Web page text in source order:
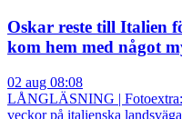
Oskar reste till Italien
kom hem med något
02 aug 08:08
LÅNGLÄSNING | Fotoextra:
veckor på italienska